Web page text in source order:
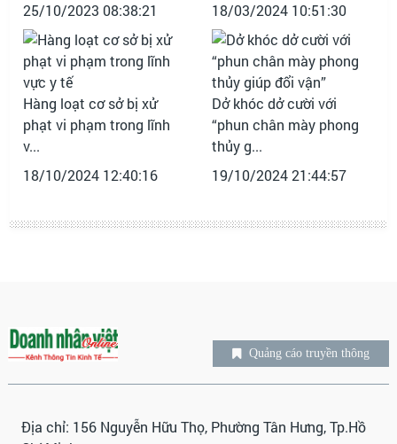
25/10/2023 08:38:21
18/03/2024 10:51:30
Hàng loạt cơ sở bị xử
phạt vi phạm trong lĩnh
v...
18/10/2024 12:40:16
Dở khóc dở cười với
“phun chân mày phong
thủy g...
19/10/2024 21:44:57
Quảng cáo truyền thông
Địa chỉ: 156 Nguyễn Hữu Thọ, Phường Tân Hưng, Tp.Hồ